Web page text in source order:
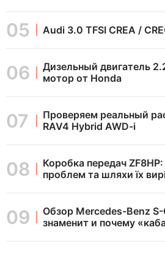
Audi 3.0 TFSI CREA /
Дизельный двигатель
мотор от Honda
Проверяем реальный
RAV4 Hybrid AWD-i
Коробка передач
проблем та шляхи їх
Обзор Mercedes-Benz
знаменит и почему